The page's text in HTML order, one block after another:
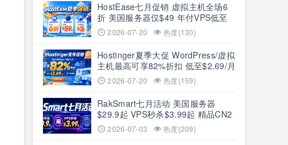
HostEase七月促销 虚拟主机全场6
折 美国服务器仅$49 年付VPS低至
$34.9 RTX5090新购立减$100
2026-07-20 热度{130}
Hostinger夏季大促 WordPress/虚拟
主机最高可享82%折扣 低至$2.69/月
+3个月赠期
2026-07-20 热度{159}
RakSmart七月活动 美国服务器
$29.9起 VPS秒杀$3.99起 精品CN2
低至6.5折
2026-07-03 热度{209}